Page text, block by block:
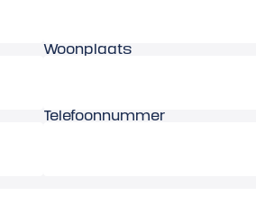
Woonplaats
Telefoonnummer